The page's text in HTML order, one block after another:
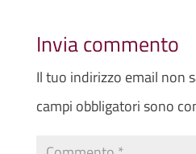
Invia commento
Il tuo indirizzo email non
campi obbligatori sono